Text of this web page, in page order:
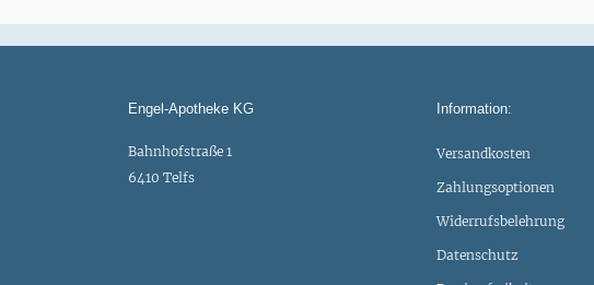
Engel-Apotheke KG
Bahnhofstraße 1
6410 Telfs
Information:
Versandkosten
Zahlungsoptionen
Widerrufsbelehrung
Datenschutz